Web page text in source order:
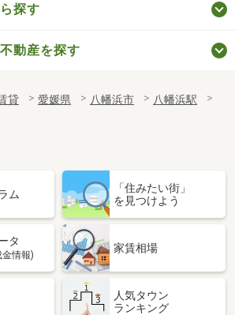
探す
動産を探す
貸 愛媛県 八幡浜市
八幡浜駅
ム
「住みたい街」
を見つけよう
タ
情報)
家賃相場
人気タウン
ランキング